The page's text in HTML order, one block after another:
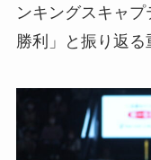
ンキングスキャ
勝利」と振り返る